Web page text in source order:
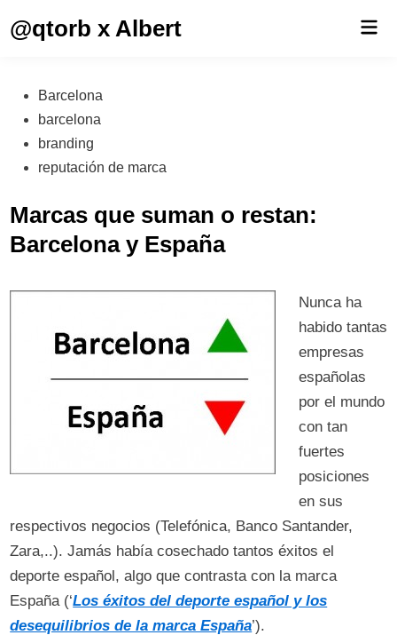
@qtorb x Albert
Publicado
en
Barcelona
barcelona
branding
reputación de marca
Marcas que suman o restan:
Barcelona y España
Nunca ha
habido tantas
empresas
españolas
por el mundo
con tan
fuertes
posiciones
en sus
respectivos negocios (Telefónica, Banco Santander,
Zara,..). Jamás había cosechado tantos éxitos el
deporte español, algo que contrasta con la marca
España (‘Los éxitos del deporte español y los
desequilibrios de la marca España’).